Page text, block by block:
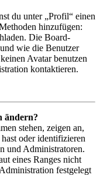
du unter „Profil“ einen
hinzufügen:
Die Board-
wie die Benutzer
Avatar benutzen
kontaktieren.
ändern?
stehen, zeigen an,
oder identifizieren
und Administratoren.
eines Ranges nicht
festgelegt